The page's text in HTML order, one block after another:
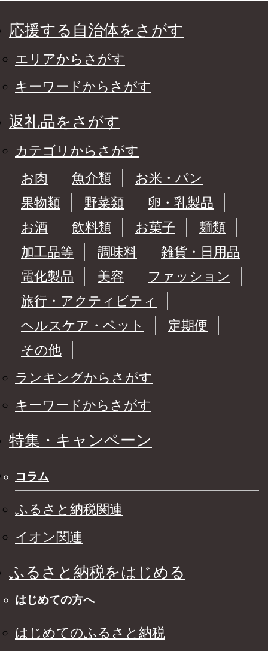
応援する自治体をさがす
エリアからさがす
キーワードからさがす
返礼品をさがす
カテゴリからさがす
お肉
魚介類
お米・パン
果物類
野菜類
卵・乳製品
お酒
飲料類 お菓子
麺類
加工品等
調味料
雑貨・日用品
電化製品
美容
ファッション
旅行・アクティビティ
ヘルスケア・ペット
定期便
その他
ランキングからさがす
キーワードからさがす
特集・キャンペーン
コラム
ふるさと納税関連
イオン関連
ふるさと納税をはじめる
はじめての方へ
はじめてのふるさと納税